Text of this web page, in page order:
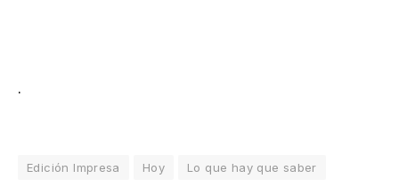
.
Edición Impresa Hoy Lo que hay que saber